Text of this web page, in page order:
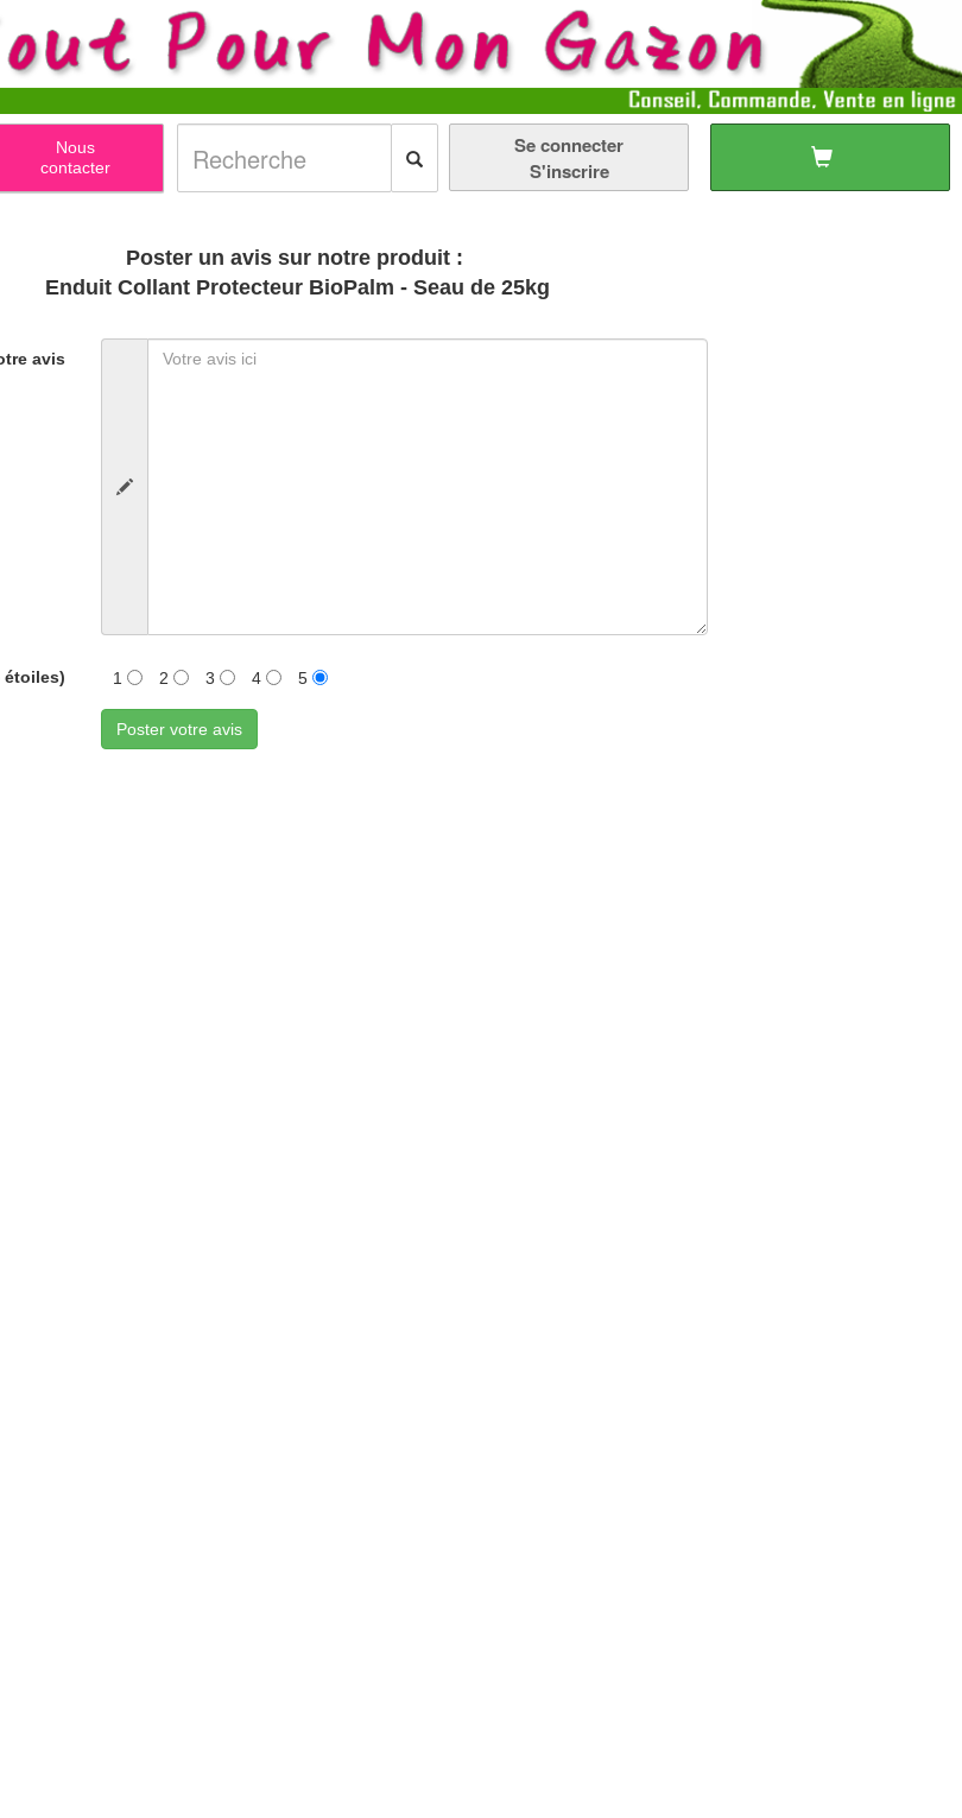
Nous
contacter
Se connecter
S'inscrire
Poster un avis sur notre produit :
Enduit Collant Protecteur BioPalm - Seau de 25kg
avis
étoiles) 1 2 3 4 5
Poster votre avis